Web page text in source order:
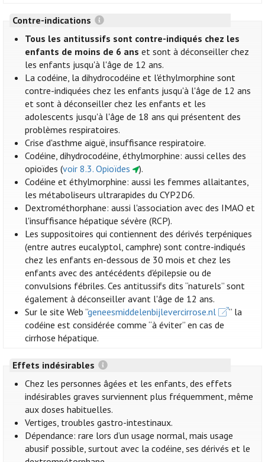
Contre-indications
Tous les antitussifs sont contre-indiqués chez les
enfants de moins de 6 ans et sont à déconseiller chez
les enfants jusqu'à l'âge de 12 ans.
La codéine, la dihydrocodéine et l'éthylmorphine sont
contre-indiquées chez les enfants jusqu'à l'âge de 12 ans
et sont à déconseiller chez les enfants et les
adolescents jusqu'à l'âge de 18 ans qui présentent des
problèmes respiratoires.
Crise d'asthme aiguë, insuffisance respiratoire.
Codéine, dihydrocodéine, éthylmorphine: aussi celles des
opioïdes (voir 8.3. Opioïdes
).
Codéine et éthylmorphine: aussi les femmes allaitantes,
les métaboliseurs ultrarapides du CYP2D6.
Dextrométhorphane: aussi l'association avec des IMAO et
l'insuffisance hépatique sévère (RCP).
Les suppositoires qui contiennent des dérivés terpéniques
(entre autres eucalyptol, camphre) sont contre-indiqués
chez les enfants en-dessous de 30 mois et chez les
enfants avec des antécédents d'épilepsie ou de
convulsions fébriles. Ces antitussifs dits “naturels” sont
également à déconseiller avant l'âge de 12 ans.
Sur le site Web ”geneesmiddelenbijlevercirrose.nl
” la
codéine est considérée comme “à éviter” en cas de
cirrhose hépatique.
Effets indésirables
Chez les personnes âgées et les enfants, des effets
indésirables graves surviennent plus fréquemment, même
aux doses habituelles.
Vertiges, troubles gastro-intestinaux.
Dépendance: rare lors d’un usage normal, mais usage
abusif possible, surtout avec la codéine, ses dérivés et le